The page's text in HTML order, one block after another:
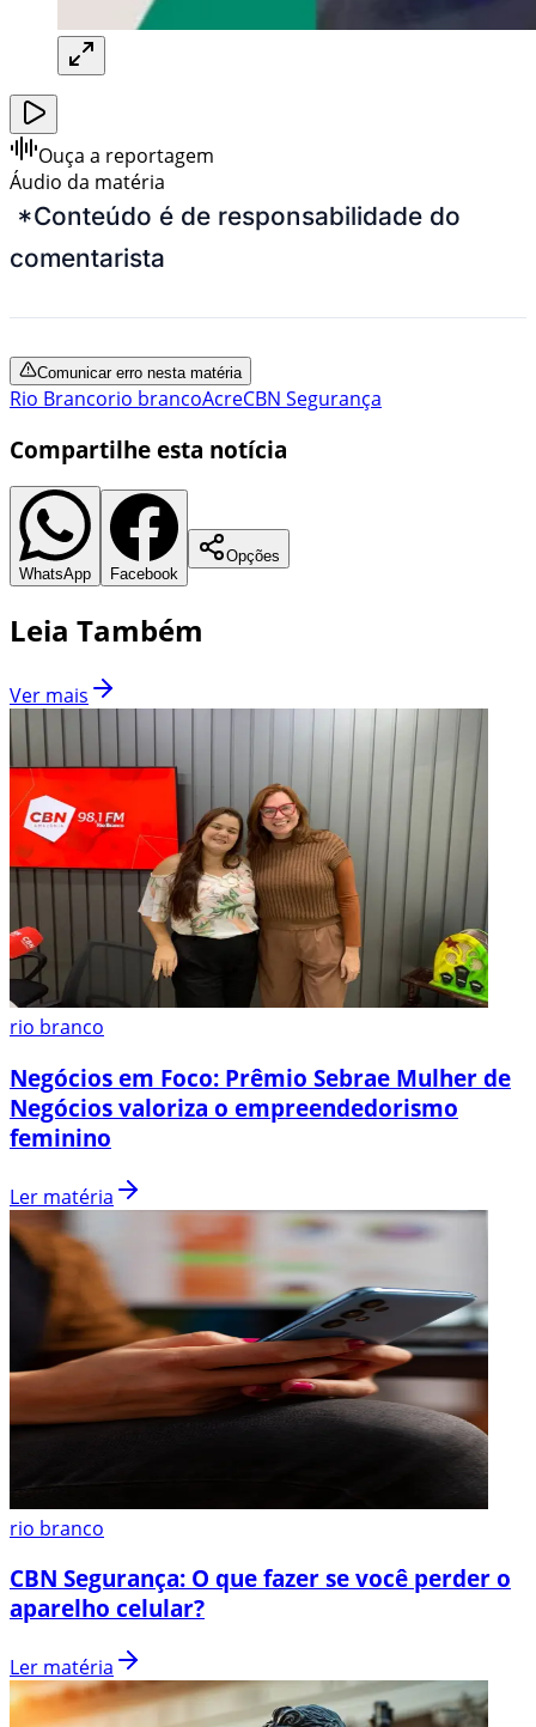
Ouça a reportagem
Áudio da matéria
*Conteúdo é de responsabilidade do
comentarista
Comunicar erro nesta matéria
Rio Brancorio brancoAcreCBN Segurança
Compartilhe esta notícia
WhatsApp Facebook
Opções
Leia Também
Ver mais
rio branco
Negócios em Foco: Prêmio Sebrae Mulher de
Negócios valoriza o empreendedorismo
feminino
Ler matéria
rio branco
CBN Segurança: O que fazer se você perder o
aparelho celular?
Ler matéria